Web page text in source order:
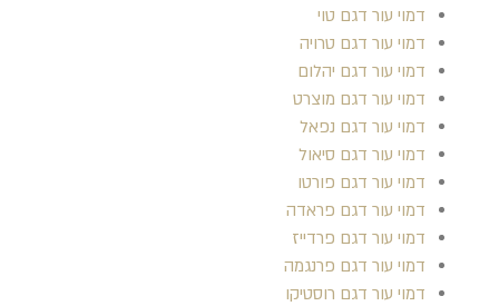
דמוי עור דגם טוי
דמוי עור דגם טרויה
דמוי עור דגם יהלום
דמוי עור דגם מוצרט
דמוי עור דגם נפאל
דמוי עור דגם סיאול
דמוי עור דגם פורטו
דמוי עור דגם פראדה
דמוי עור דגם פרדייז
דמוי עור דגם פרנגמה
דמוי עור דגם רוסטיקו